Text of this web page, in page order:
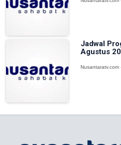
Jadwal
Agustus